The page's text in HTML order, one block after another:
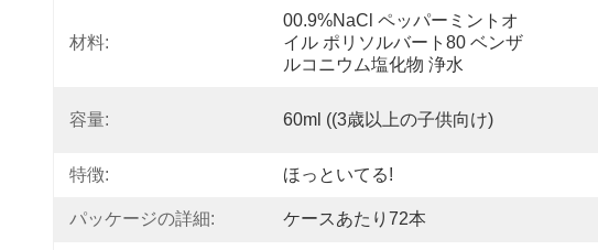
材料:
00.9%NaCl ペッパーミントオ
イル ポリソルバート80 ベンザ
ルコニウム塩化物 浄水
容量: 60ml ((3歳以上の子供向け)
特徴: ほっといてる!
パッケージの詳細: ケースあたり72本